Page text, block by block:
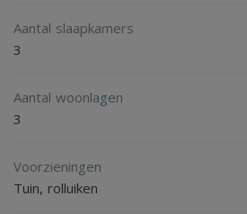
Aantal slaapkamers
3
Aantal woonlagen
3
Voorzieningen
Tuin, rolluiken